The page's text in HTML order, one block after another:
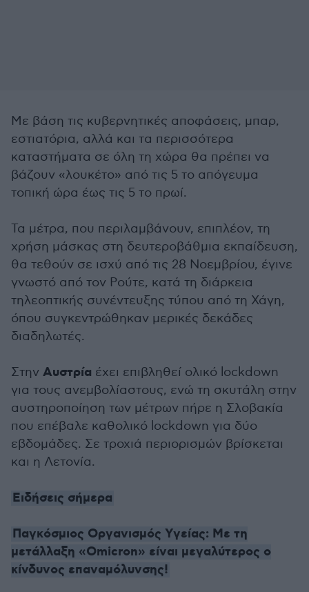
Με βάση τις κυβερνητικές αποφάσεις, μπαρ,
εστιατόρια, αλλά και τα περισσότερα
καταστήματα σε όλη τη χώρα θα πρέπει να
βάζουν «λουκέτο» από τις 5 το απόγευμα
τοπική ώρα έως τις 5 το πρωί.
Τα μέτρα, που περιλαμβάνουν, επιπλέον, τη
χρήση μάσκας στη δευτεροβάθμια εκπαίδευση,
θα τεθούν σε ισχύ από τις 28 Νοεμβρίου, έγινε
γνωστό από τον Ρούτε, κατά τη διάρκεια
τηλεοπτικής συνέντευξης τύπου από τη Χάγη,
όπου συγκεντρώθηκαν μερικές δεκάδες
διαδηλωτές.
Στην Αυστρία έχει επιβληθεί ολικό lockdown
για τους ανεμβολίαστους, ενώ τη σκυτάλη στην
αυστηροποίηση των μέτρων πήρε η Σλοβακία
που επέβαλε καθολικό lockdown για δύο
εβδομάδες. Σε τροχιά περιορισμών βρίσκεται
και η Λετονία.
Ειδήσεις σήμερα
Παγκόσμιος Οργανισμός Υγείας: Με τη
μετάλλαξη «Omicron» είναι μεγαλύτερος ο
κίνδυνος επαναμόλυνσης!